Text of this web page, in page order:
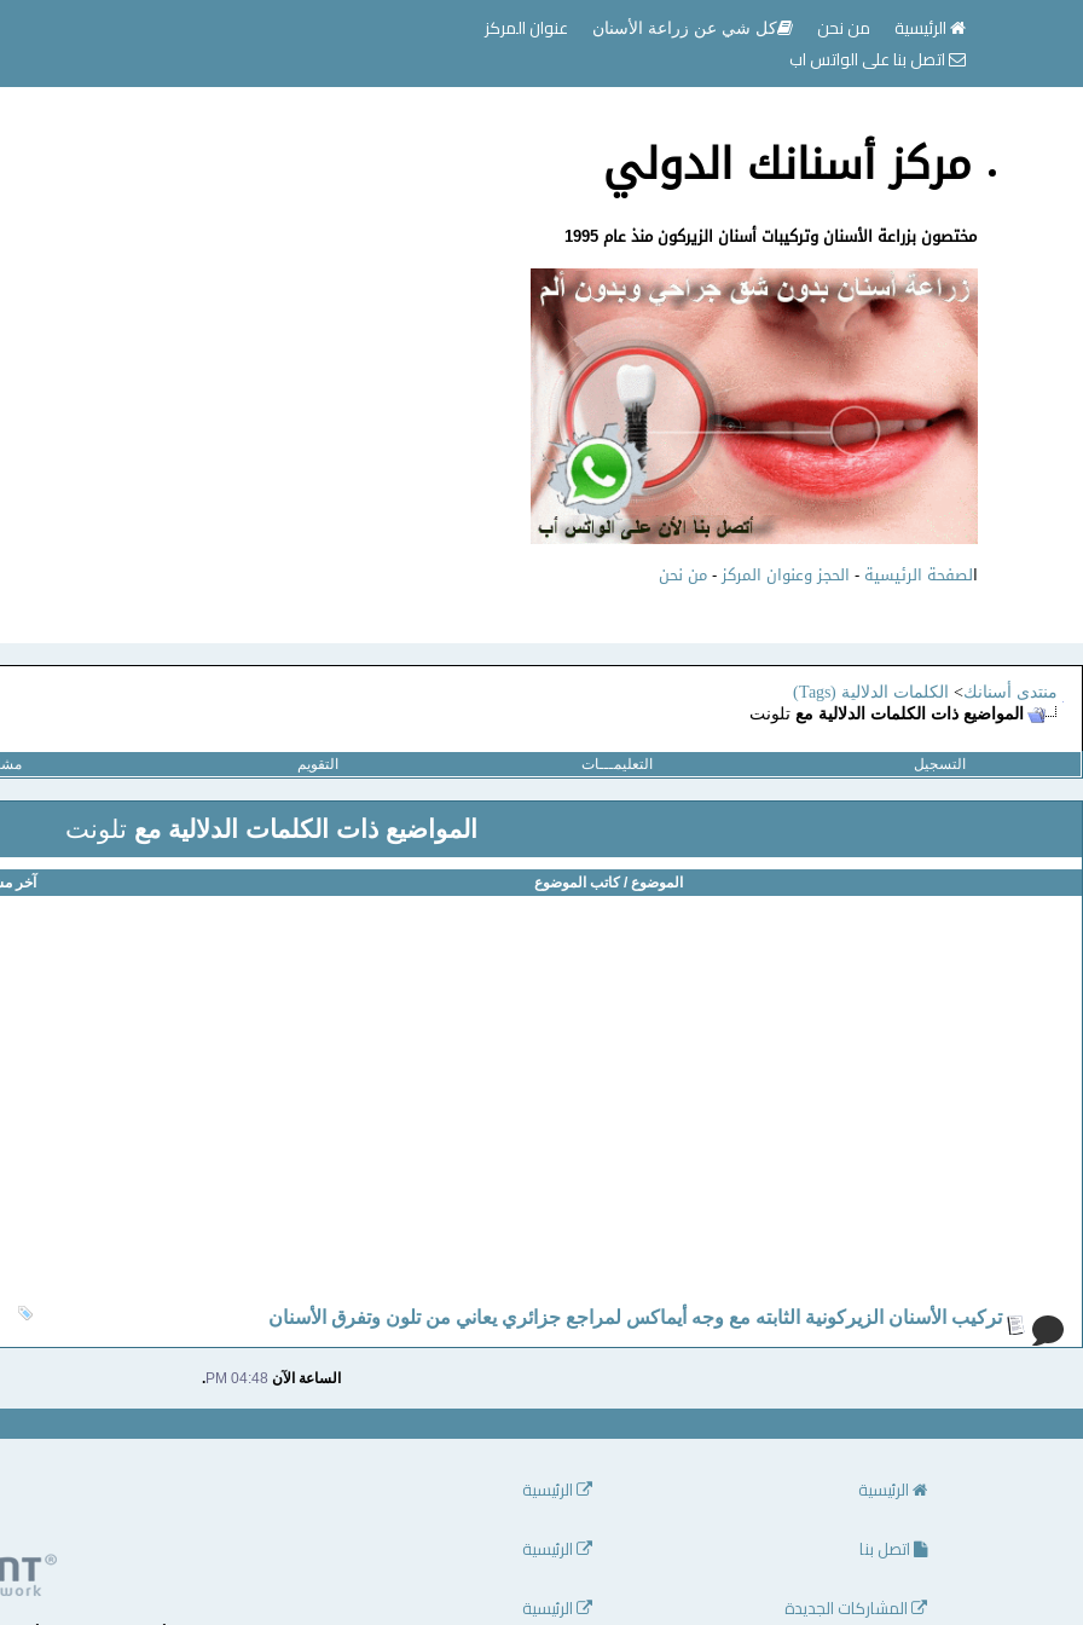
الرئيسية من نحن كل شي عن زراعة الأسنان
عنوان المركز
اتصل بنا على الواتس اب
مركز أسنانك الدولي
مختصون بزراعة الأسنان وتركيبات أسنان الزيركون منذ عام 1995
الصفحة الرئيسية - الحجز وعنوان المركز-من نحن
منتدى أسنانك> الكلمات الدلالية (Tags)
المواضيع ذات الكلمات الدلالية مع تلونت
التسجيل التعليمـــات التقويم
المواضيع ذات الكلمات الدلالية مع تلونت
الموضوع / كاتب الموضوع آخر
تركيب الأسنان الزيركونية الثابته مع وجه أيماكس لمراجع جزائري يعاني من تلون وتفرق الأسنان
الساعة الآن 04:48 PM
.
الرئيسية
اتصل بنا
المشاركات الجديدة
الرئيسية
الرئيسية
الرئيسية